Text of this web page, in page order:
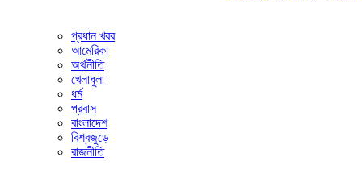
প্রধান খবর
আমেরিকা
অর্থনীতি
খেলাধুলা
ধর্ম
প্রবাস
বাংলাদেশ
বিশ্বজুড়ে
রাজনীতি